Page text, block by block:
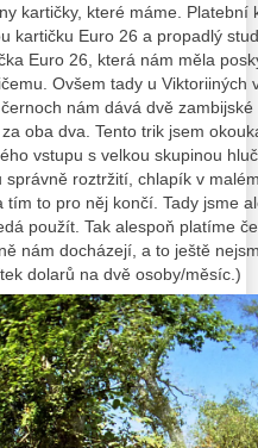
kartičky, které máme.
kartičku Euro 26 a propadlý
Euro 26, která nám měla
Ovšem tady u Viktoriiných
nám dává dvě
oba dva. Tento trik jsem
vstupu s velkou skupinou
správně roztržití, chlapík v
tím to pro něj končí. Tady jsme
použít. Tak alespoň platíme
nám docházejí, a to ještě
dolarů na dvě osoby/měsíc.)